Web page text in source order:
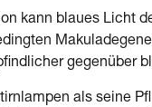
kann blaues Licht
gegenüber
als seine